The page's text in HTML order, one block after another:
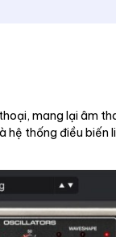
mang lại âm
thống điều